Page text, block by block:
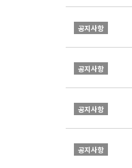
공지사항
공지사항
공지사항
공지사항